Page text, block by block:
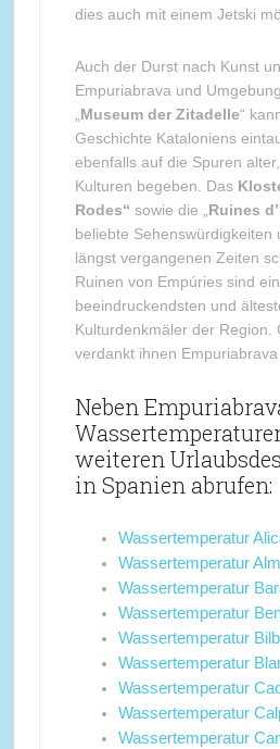
dies auch mit einem Jetski
Auch der Durst nach Kunst
Empuriabrava und
Museum der Zitadelle“
Geschichte Kataloniens
ebenfalls auf die Spuren
Kulturen begeben. Das
Rodes“ sowie die „ Ruines
beliebte Sehenswürdigkeiten
längst vergangenen Zeiten
Ruinen von Empúries sind
beeindruckendsten und
Kulturdenkmäler der Region.
verdankt ihnen Empuriabrava
Neben
weiteren
in Spanien abrufen:
Wassertemperatur
Wassertemperatur
Wassertemperatur
Wassertemperatur
Wassertemperatur
Wassertemperatur
Wassertemperatur
Wassertemperatur
Wassertemperatur